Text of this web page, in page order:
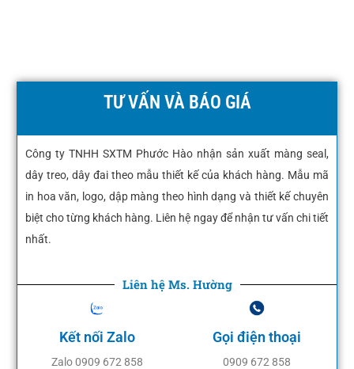
TƯ VẤN VÀ BÁO GIÁ
Công ty TNHH SXTM Phước Hào nhận sản xuất màng seal,
dây treo, dây đai theo mẫu thiết kế của khách hàng. Mẫu mã
in hoa văn, logo, dập màng theo hình dạng và thiết kế chuyên
biệt cho từng khách hàng. Liên hệ ngay để nhận tư vấn chi tiết
nhất.
Liên hệ Ms. Hường
Kết nối Zalo
Zalo 0909 672 858
Gọi điện thoại
0909 672 858